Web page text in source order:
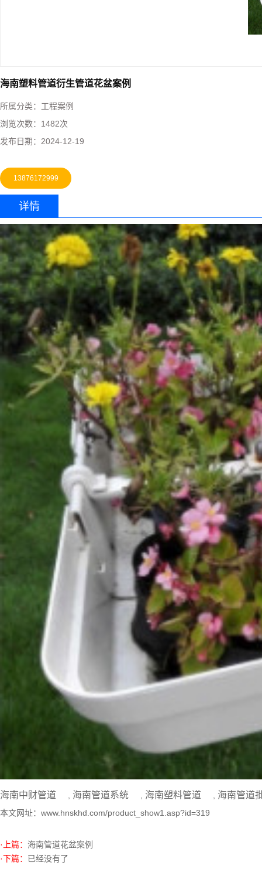
海南塑料管道衍生管道花盆案例
所属分类： 工程案例
浏览次数： 1482次
发布日期： 2024-12-19
13876172999
详情
海南中财管道 , 海南管道系统 , 海南塑料管道 , 海南管道
本文网址： www.hnskhd.com/product_show1.asp?id=319
·上篇： 海南管道花盆案例
·下篇： 已经没有了